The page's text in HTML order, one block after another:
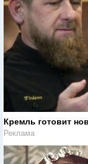
Кремль готовит
Реклама